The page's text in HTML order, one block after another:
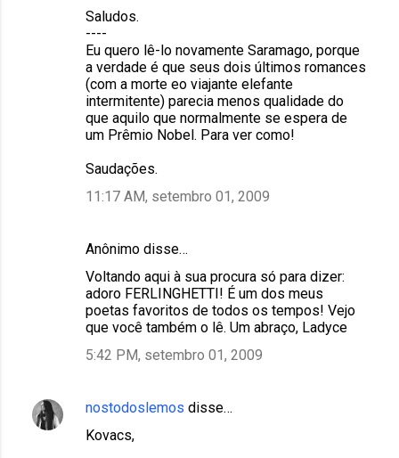
Saludos.
----
Eu quero lê-lo novamente Saramago, porque
a verdade é que seus dois últimos romances
(com a morte eo viajante elefante
intermitente) parecia menos qualidade do
que aquilo que normalmente se espera de
um Prêmio Nobel. Para ver como!
Saudações.
11:17 AM, setembro 01, 2009
Anônimo disse…
Voltando aqui à sua procura só para dizer:
adoro FERLINGHETTI! É um dos meus
poetas favoritos de todos os tempos! Vejo
que você também o lê. Um abraço, Ladyce
5:42 PM, setembro 01, 2009
nostodoslemos disse…
Kovacs,